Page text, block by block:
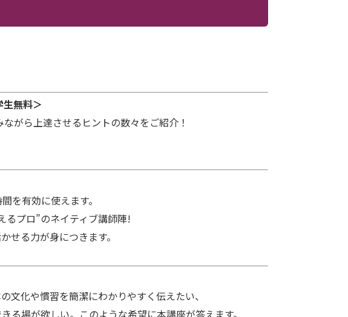
生無料＞
がら上達させるヒントの数々をご紹介！
を有効に使えます。
るプロ”のネイティブ講師陣!
る力が身につきます。
化や慣習を簡潔にわかりやすく伝えたい、
場が欲しい。このような希望に本講座が答えます。